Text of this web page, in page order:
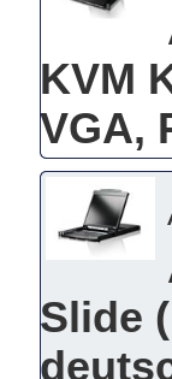
KVM
VGA,
Slide